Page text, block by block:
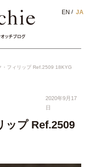
・フィリップ Ref.2509 18KYG
2020年9月17
日
ップ Ref.2509
EN JA